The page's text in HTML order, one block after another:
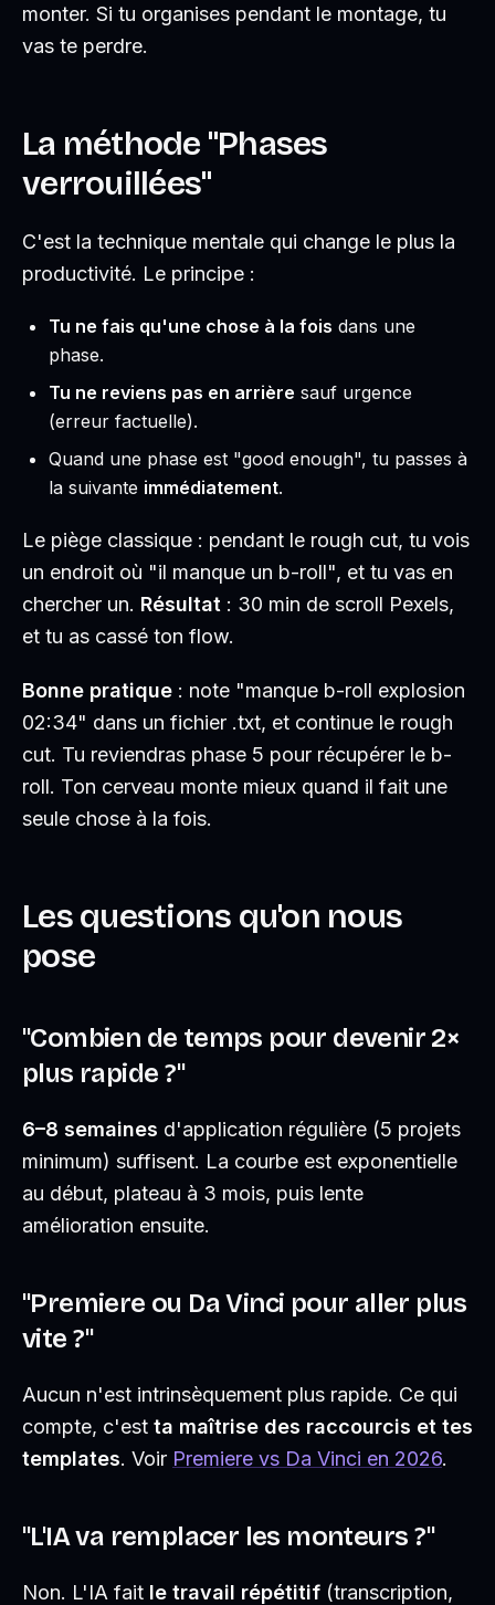
monter. Si tu organises pendant le montage, tu
vas te perdre.
La méthode "Phases
verrouillées"
C'est la technique mentale qui change le plus la
productivité. Le principe :
Tu ne fais qu'une chose à la fois dans une
phase.
Tu ne reviens pas en arrière sauf urgence
(erreur factuelle).
Quand une phase est "good enough", tu passes à
la suivante immédiatement.
Le piège classique : pendant le rough cut, tu vois
un endroit où "il manque un b-roll", et tu vas en
chercher un. Résultat : 30 min de scroll Pexels,
et tu as cassé ton flow.
Bonne pratique : note "manque b-roll explosion
02:34" dans un fichier .txt, et continue le rough
cut. Tu reviendras phase 5 pour récupérer le b-
roll. Ton cerveau monte mieux quand il fait une
seule chose à la fois.
Les questions qu'on nous
pose
"Combien de temps pour devenir 2×
plus rapide ?"
6–8 semaines d'application régulière (5 projets
minimum) suffisent. La courbe est exponentielle
au début, plateau à 3 mois, puis lente
amélioration ensuite.
"Premiere ou Da Vinci pour aller plus
vite ?"
Aucun n'est intrinsèquement plus rapide. Ce qui
compte, c'est ta maîtrise des raccourcis et tes
templates. Voir Premiere vs Da Vinci en 2026.
"L'IA va remplacer les monteurs ?"
Non. L'IA fait le travail répétitif (transcription,